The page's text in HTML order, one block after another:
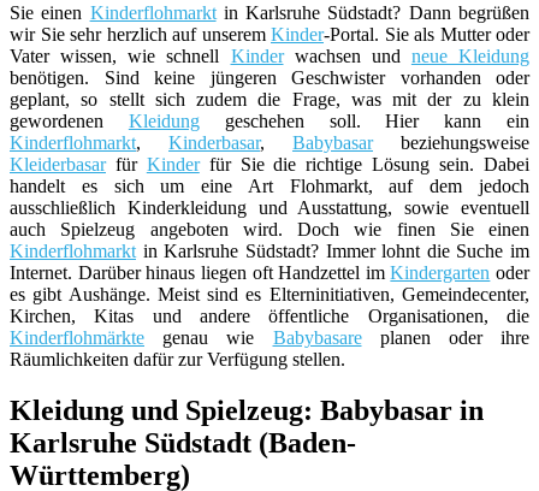
Sie einen Kinderflohmarktin Karlsruhe Südstadt? Dann begrüßen
wir Sie sehr herzlich auf unserem Kinder-Portal. Sie als Mutter oder
Vater wissen, wie schnell Kinderwachsen und neue Kleidung
benötigen. Sind keine jüngeren Geschwister vorhanden oder
geplant, so stellt sich zudem die Frage, was mit der zu klein
gewordenen Kleidunggeschehen soll. Hier kann ein
Kinderflohmarkt, Kinderbasar, Babybasarbeziehungsweise
Kleiderbasarfür Kinderfür Sie die richtige Lösung sein. Dabei
handelt es sich um eine Art Flohmarkt, auf dem jedoch
ausschließlich Kinderkleidung und Ausstattung, sowie eventuell
auch Spielzeug angeboten wird. Doch wie finen Sie einen
Kinderflohmarkt in Karlsruhe Südstadt? Immer lohnt die Suche im
Internet. Darüber hinaus liegen oft Handzettel imKindergarten oder
es gibt Aushänge. Meist sind es Elterninitiativen, Gemeindecenter,
Kirchen, Kitas und andere öffentliche Organisationen, die
Kinderflohmärkte genau wie Babybasareplanen oder ihre
Räumlichkeiten dafür zur Verfügung stellen.
Kleidung und Spielzeug: Babybasar in
Karlsruhe Südstadt (Baden-
Württemberg)